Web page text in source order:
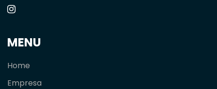
MENU
Home
Empresa